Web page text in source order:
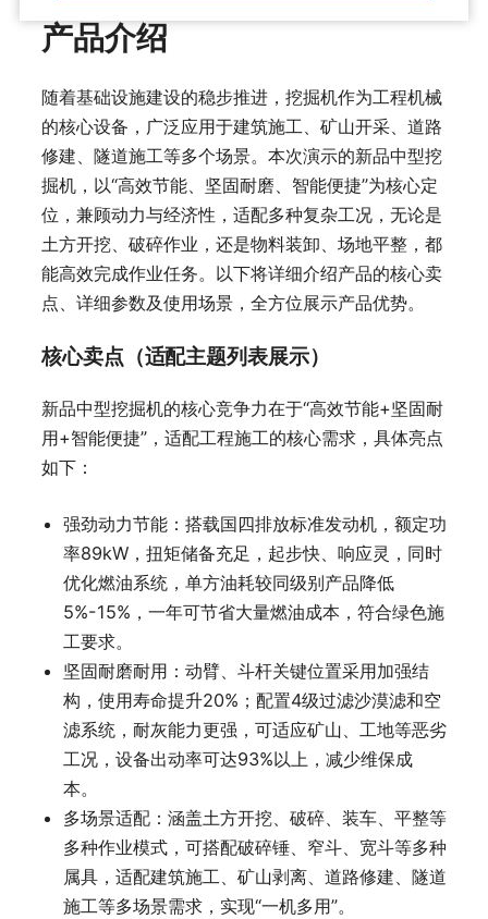
产品介绍
随着基础设施建设的稳步推进，挖掘机作为工程机械
的核心设备，广泛应用于建筑施工、矿山开采、道路
修建、隧道施工等多个场景。本次演示的新品中型挖
掘机，以“高效节能、坚固耐磨、智能便捷”为核心定
位，兼顾动力与经济性，适配多种复杂工况，无论是
土方开挖、破碎作业，还是物料装卸、场地平整，都
能高效完成作业任务。以下将详细介绍产品的核心卖
点、详细参数及使用场景，全方位展示产品优势。
核心卖点（适配主题列表展示）
新品中型挖掘机的核心竞争力在于“高效节能+坚固耐
用+智能便捷”，适配工程施工的核心需求，具体亮点
如下：
强劲动力节能：搭载国四排放标准发动机，额定功
率89kW，扭矩储备充足，起步快、响应灵，同时
优化燃油系统，单方油耗较同级别产品降低
5%-15%，一年可节省大量燃油成本，符合绿色施
工要求。
坚固耐磨耐用：动臂、斗杆关键位置采用加强结
构，使用寿命提升20%；配置4级过滤沙漠滤和空
滤系统，耐灰能力更强，可适应矿山、工地等恶劣
工况，设备出动率可达93%以上，减少维保成
本。
多场景适配：涵盖土方开挖、破碎、装车、平整等
多种作业模式，可搭配破碎锤、窄斗、宽斗等多种
属具，适配建筑施工、矿山剥离、道路修建、隧道
施工等多场景需求，实现“一机多用”。